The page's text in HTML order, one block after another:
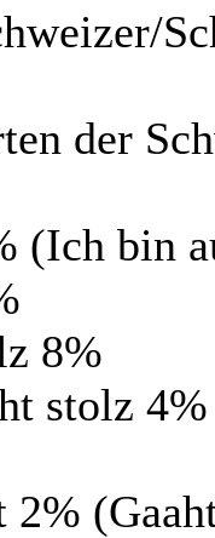
der
(Ich bin
8%
stolz 4%